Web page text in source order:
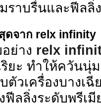
ราบรื่นและฟีลลิ่
ดจาก relx infinity
ย่าง relx
ยะ ทำให้ควันนุ่
ตัวเครื่องบางเ
ฟีลลิ่งระดับพรีเ